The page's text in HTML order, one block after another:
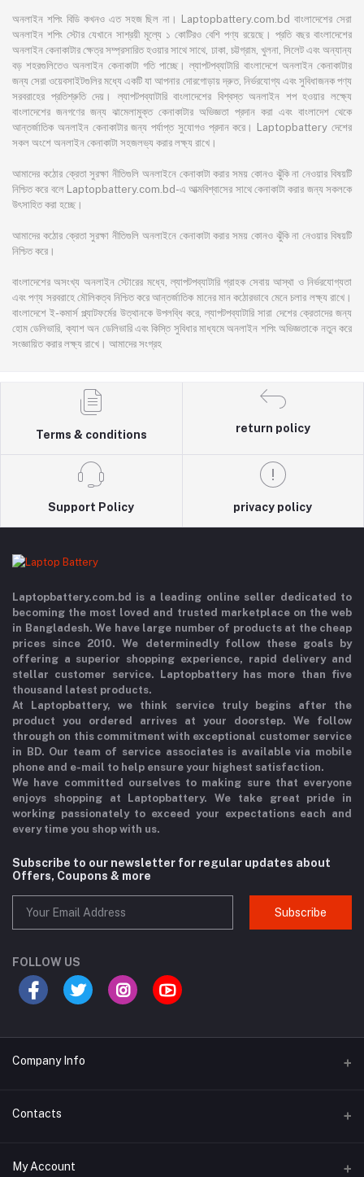
অনলাইন শপিং বিডি কখনও এত সহজ ছিল না। Laptopbattery.com.bd বাংলাদেশের সেরা
অনলাইন শপিং স্টোর যেখানে সাশ্রয়ী মূল্যে ১ কোটিরও বেশি পণ্য রয়েছে। প্রতি বছর বাংলাদেশের
অনলাইন কেনাকাটার ক্ষেত্র সম্প্রসারিত হওয়ার সাথে সাথে, ঢাকা, চট্টগ্রাম, খুলনা, সিলেট এবং অন্যান্য
বড় শহরগুলিতেও অনলাইন কেনাকাটা গতি পাচ্ছে। ল্যাপটপব্যাটারি বাংলাদেশে অনলাইন কেনাকাটার
জন্য সেরা ওয়েবসাইটগুলির মধ্যে একটি যা আপনার দোরগোড়ায় দ্রুত, নির্ভরযোগ্য এবং সুবিধাজনক পণ্য
সরবরাহের প্রতিশ্রুতি দেয়। ল্যাপটপব্যাটারি বাংলাদেশের বিশ্বস্ত অনলাইন শপ হওয়ার লক্ষ্যে
বাংলাদেশের জনগণের জন্য ঝামেলামুক্ত কেনাকাটার অভিজ্ঞতা প্রদান করা এবং বাংলাদেশ থেকে
আন্তর্জাতিক অনলাইন কেনাকাটার জন্য পর্যাপ্ত সুযোগও প্রদান করে। Laptopbattery দেশের
সকল অংশে অনলাইন কেনাকাটা সহজলভ্য করার লক্ষ্য রাখে।
আমাদের কঠোর ক্রেতা সুরক্ষা নীতিগুলি অনলাইনে কেনাকাটা করার সময় কোনও ঝুঁকি না নেওয়ার বিষয়টি
নিশ্চিত করে বলে Laptopbattery.com.bd-এ আত্মবিশ্বাসের সাথে কেনাকাটা করার জন্য সকলকে
উৎসাহিত করা হচ্ছে।
আমাদের কঠোর ক্রেতা সুরক্ষা নীতিগুলি অনলাইনে কেনাকাটা করার সময় কোনও ঝুঁকি না নেওয়ার বিষয়টি
নিশ্চিত করে।
বাংলাদেশের অসংখ্য অনলাইন স্টোরের মধ্যে, ল্যাপটপব্যাটারি গ্রাহক সেবায় আস্থা ও নির্ভরযোগ্যতা
এবং পণ্য সরবরাহে মৌলিকত্ব নিশ্চিত করে আন্তর্জাতিক মানের মান কঠোরভাবে মেনে চলার লক্ষ্য রাখে।
বাংলাদেশে ই-কমার্স প্ল্যাটফর্মের উত্থানকে উপলব্ধি করে, ল্যাপটপব্যাটারি সারা দেশের ক্রেতাদের জন্য
হোম ডেলিভারি, ক্যাশ অন ডেলিভারি এবং কিস্তি সুবিধার মাধ্যমে অনলাইন শপিং অভিজ্ঞতাকে নতুন করে
সংজ্ঞায়িত করার লক্ষ্য রাখে। আমাদের সংগ্রহ
Terms & conditions
return policy
Support Policy privacy policy
Laptopbattery.com.bd is a leading online seller dedicated to
becoming the most loved and trusted marketplace on the web
in Bangladesh. We have large number of products at the cheap
prices since 2010. We determinedly follow these goals by
offering a superior shopping experience, rapid delivery and
stellar customer service. Laptopbattery has more than five
thousand latest products.
At Laptopbattery, we think service truly begins after the
product you ordered arrives at your doorstep. We follow
through on this commitment with exceptional customer service
in BD. Our team of service associates is available via mobile
phone and e-mail to help ensure your highest satisfaction.
We have committed ourselves to making sure that everyone
enjoys shopping at Laptopbattery. We take great pride in
working passionately to exceed your expectations each and
every time you shop with us.
Subscribe to our newsletter for regular updates about
Offers, Coupons & more
Subscribe
FOLLOW US
Company Info
Why Buy From Us?
Privacy Policy
Contacts
Address
My Account